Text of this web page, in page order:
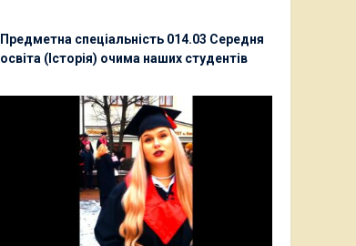
Предметна спеціальність 014.03 Середня
освіта (Історія) очима наших студентів